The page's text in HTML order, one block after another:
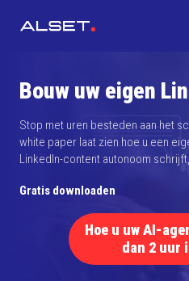
Bouw uw eigen
Stop met uren besteden aan het
white paper laat zien hoe u een
LinkedIn-content autonoom
Gratis downloaden
Hoe u uw AI-
dan 2 uur